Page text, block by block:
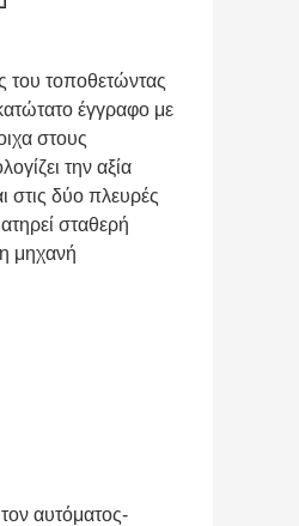
του τοποθετώντας
έγγραφο με
στους
την αξία
στις δύο πλευρές
σταθερή
μηχανή
αυτόματος-